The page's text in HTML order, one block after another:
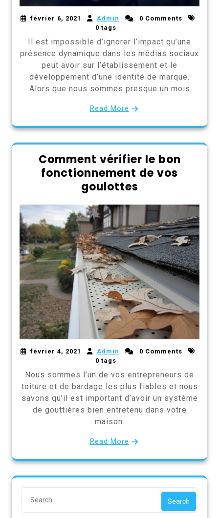
février 6, 2021 Admin
0 Comments
0 tags
Il est impossible d’ignorer l’impact qu’une
présence dynamique dans les médias sociaux
peut avoir sur l’établissement et le
développement d’une identité de marque.
Alors que nous sommes presque un mois
Read More
Comment vérifier le bon
fonctionnement de vos
goulottes
février 4, 2021 Admin
0 Comments
0 tags
Nous sommes l’un de vos entrepreneurs de
toiture et de bardage les plus fiables et nous
savons qu’il est important d’avoir un système
de gouttières bien entretenu dans votre
maison.
Read More
Search